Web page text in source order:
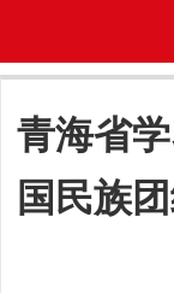
青海省
国民族